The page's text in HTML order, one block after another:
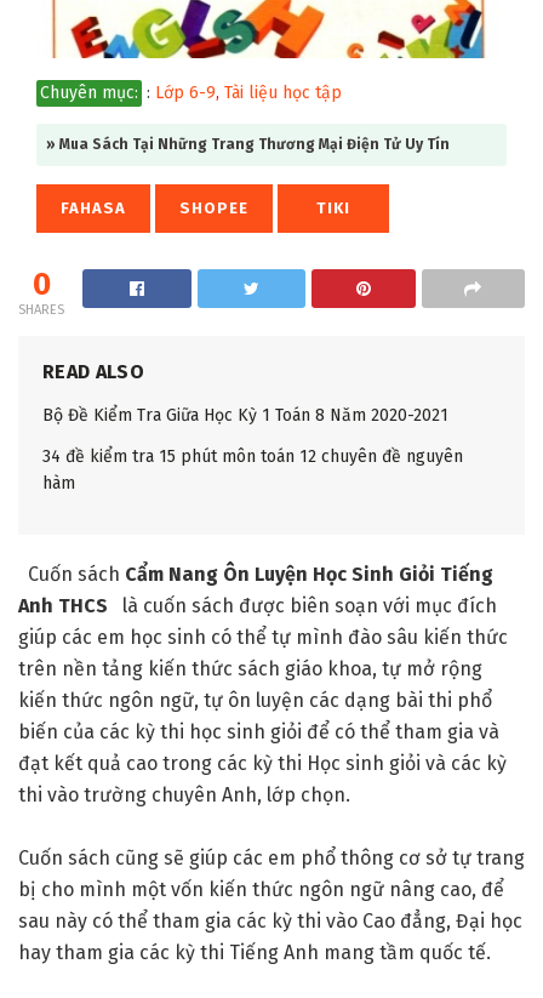
Chuyên mục: : Lớp 6-9, Tài liệu học tập
» Mua Sách Tại Những Trang Thương Mại Điện Tử Uy Tín
FAHASA SHOPEE TIKI
0
SHARES
READ ALSO
Bộ Đề Kiểm Tra Giữa Học Kỳ 1 Toán 8 Năm 2020-2021
34 đề kiểm tra 15 phút môn toán 12 chuyên đề nguyên
hàm
Cuốn sách Cẩm Nang Ôn Luyện Học Sinh Giỏi Tiếng
Anh THCS là cuốn sách được biên soạn với mục đích
giúp các em học sinh có thể tự mình đào sâu kiến thức
trên nền tảng kiến thức sách giáo khoa, tự mở rộng
kiến thức ngôn ngữ, tự ôn luyện các dạng bài thi phổ
biến của các kỳ thi học sinh giỏi để có thể tham gia và
đạt kết quả cao trong các kỳ thi Học sinh giỏi và các kỳ
thi vào trường chuyên Anh, lớp chọn.
Cuốn sách cũng sẽ giúp các em phổ thông cơ sở tự trang
bị cho mình một vốn kiến thức ngôn ngữ nâng cao, để
sau này có thể tham gia các kỳ thi vào Cao đẳng, Đại học
hay tham gia các kỳ thi Tiếng Anh mang tầm quốc tế.